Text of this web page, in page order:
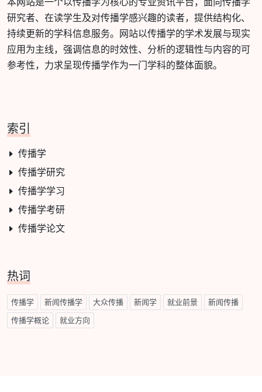
本网站是一个以传播学为核心的专业资讯平台，面向传播学
研究者、在读学生及对传播学感兴趣的读者，提供结构化、
持续更新的学科信息服务。网站以传播学的学术发展与现实
应用为主线，强调信息的时效性、分析的逻辑性与内容的可
参考性，力求呈现传播学作为一门学科的整体面貌。
索引
传播学
传播学研究
传播学学习
传播学考研
传播学论文
热词
传播学 新闻传播学 大众传播 新闻学 就业前景 新闻传播
传播学概论 就业方向